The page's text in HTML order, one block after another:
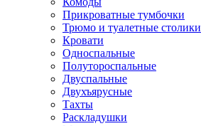
Прикроватные тумбочки
Трюмо и туалетные столики
Кровати
Односпальные
Полутороспальные
Двуспальные
Двухъярусные
Тахты
Раскладушки